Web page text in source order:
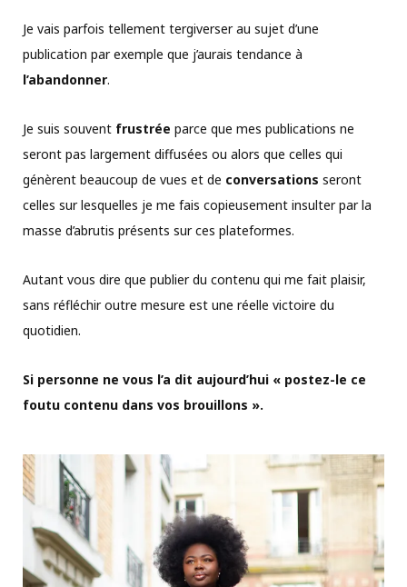
Je vais parfois tellement tergiverser au sujet d’une
publication par exemple que j’aurais tendance à
l’abandonner.
Je suis souvent frustrée parce que mes publications ne
seront pas largement diffusées ou alors que celles qui
génèrent beaucoup de vues et de conversations seront
celles sur lesquelles je me fais copieusement insulter par la
masse d’abrutis présents sur ces plateformes.
Autant vous dire que publier du contenu qui me fait plaisir,
sans réfléchir outre mesure est une réelle victoire du
quotidien.
Si personne ne vous l’a dit aujourd’hui « postez-le ce
foutu contenu dans vos brouillons ».